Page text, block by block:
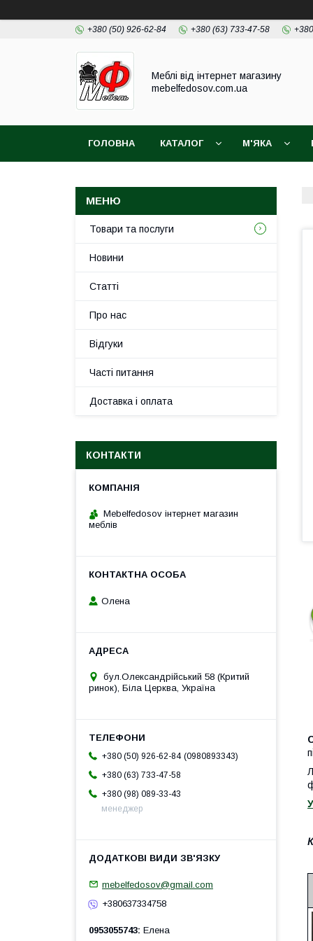
+380 (50) 926-62-84 +380 (63) 733-47-58
Меблі від інтернет магазину
mebelfedosov.com.ua
ГОЛОВНА КАТАЛОГ М'ЯКА
Товари та послуги
Новини
Статті
Про нас
Відгуки
Часті питання
Доставка і оплата
КОНТАКТИ
Mebelfedosov інтернет магазин
меблів
Олена
бул.Олександрійський 58 (Критий
ринок), Біла Церква, Україна
+380 (50) 926-62-84 0980893343
+380 (63) 733-47-58
+380 (98) 089-33-43
менеджер
mebelfedosov@gmail.com
+380637334758
0953055743 Елена